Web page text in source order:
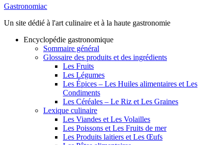
Gastronomiac
Un site dédié à l'art culinaire et à la haute gastronomie
Encyclopédie gastronomique
Sommaire général
Glossaire des produits et des ingrédients
Les Fruits
Les Légumes
Les Épices – Les Huiles alimentaires et Les
Condiments
Les Céréales – Le Riz et Les Graines
Lexique culinaire
Les Viandes et Les Volailles
Les Poissons et Les Fruits de mer
Les Produits laitiers et Les Œufs